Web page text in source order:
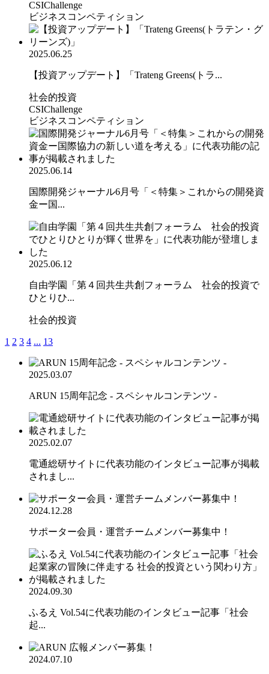
CSIChallenge
ビジネスコンペティション
2025.06.25
【投資アップデート】「Trateng Greens(トラ...
社会的投資
CSIChallenge
ビジネスコンペティション
2025.06.14
国際開発ジャーナル6月号「＜特集＞これからの開発資
金ー国...
2025.06.12
自由学園「第４回共生共創フォーラム 社会的投資で
ひとりひ...
社会的投資
1 2 3 4 ... 13
2025.03.07
ARUN 15周年記念 - スペシャルコンテンツ -
2025.02.07
電通総研サイトに代表功能のインタビュー記事が掲載
されまし...
2024.12.28
サポーター会員・運営チームメンバー募集中！
2024.09.30
ふるえ Vol.54に代表功能のインタビュー記事「社会
起...
2024.07.10